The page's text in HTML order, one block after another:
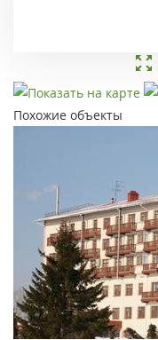
Похожие объекты